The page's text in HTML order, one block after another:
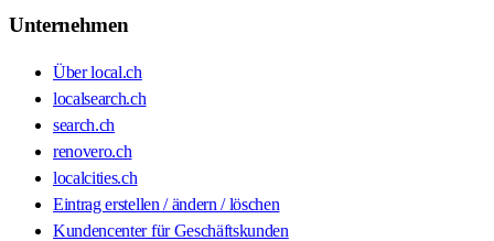
Unternehmen
Über local.ch
localsearch.ch
search.ch
renovero.ch
localcities.ch
Eintrag erstellen / ändern / löschen
Kundencenter für Geschäftskunden